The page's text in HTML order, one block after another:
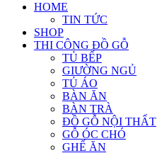
HOME
TIN TỨC
SHOP
THI CÔNG ĐỒ GỖ
TỦ BẾP
GIƯỜNG NGỦ
TỦ ÁO
BÀN ĂN
BÀN TRÀ
ĐỒ GỖ NỘI THẤT
GỖ ÓC CHÓ
GHẾ ĂN